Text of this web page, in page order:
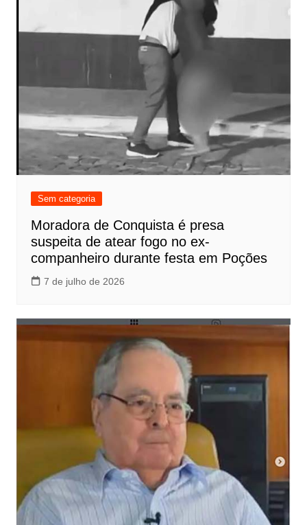
Sem categoria
Moradora de Conquista é presa
suspeita de atear fogo no ex-
companheiro durante festa em Poções
7 de julho de 2026